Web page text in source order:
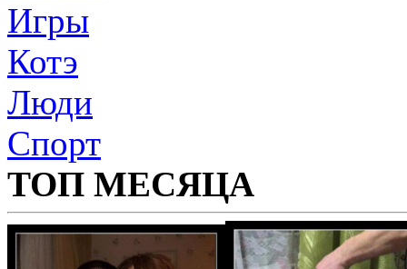
Игры
Котэ
Люди
Спорт
ТОП МЕСЯЦА